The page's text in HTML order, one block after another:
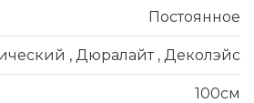
Постоянное
, Дюралайт, Деколэйс
100см